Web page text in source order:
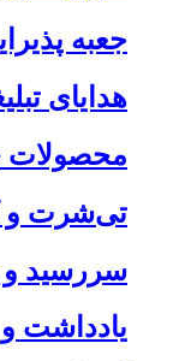
جعبه
هدایای
محصولات
تی‌شرت و
سررسید و
یادداشت و